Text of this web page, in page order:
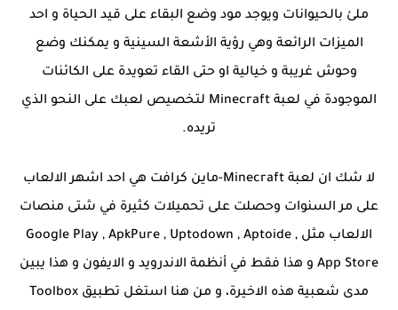
ملئ بالحيوانات ويوجد مود وضع البقاء على قيد الحياة و احد
الميزات الرائعة وهي رؤية الأشعة السينية و يمكنك وضع
وحوش غريبة و خيالية او حتى القاء تعويدة على الكائنات
الموجودة في لعبة Minecraft لتخصيص لعبك على النحو الذي
تريده.
لا شك ان لعبة Minecraft-ماين كرافت هي احد اشهر الالعاب
على مر السنوات وحصلت على تحميلات كثيرة في شتى منصات
الالعاب مثل Google Play , ApkPure , Uptodown , Aptoide ,
App Store و هذا فقط في أنظمة الاندرويد و الايفون و هذا يبين
مدى شعبية هذه الاخيرة، و من هنا استغل تطبيق Toolbox